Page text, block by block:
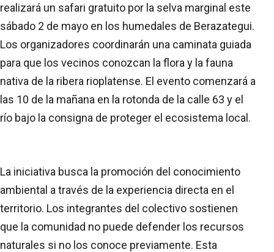
realizará un safari gratuito por la selva marginal este
sábado 2 de mayo en los humedales de Berazategui.
Los organizadores coordinarán una caminata guiada
para que los vecinos conozcan la flora y la fauna
nativa de la ribera rioplatense. El evento comenzará a
las 10 de la mañana en la rotonda de la calle 63 y el
río bajo la consigna de proteger el ecosistema local.
La iniciativa busca la promoción del conocimiento
ambiental a través de la experiencia directa en el
territorio. Los integrantes del colectivo sostienen
que la comunidad no puede defender los recursos
naturales si no los conoce previamente. Esta